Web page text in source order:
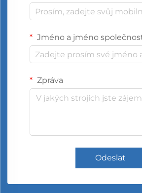
Jméno a jméno
Zpráva
Odeslat